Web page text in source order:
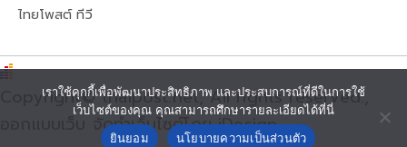
ไทยโพสต์ ทีวี
Copyright© thaipost.net, All rights reserved.,
ออกแบบเว็บ จัดทำเว็บไซต์โดย iDesign
เราใช้คุกกี้เพื่อพัฒนาประสิทธิภาพ และประสบการณ์ที่ดีในการใช้
เว็บไซต์ของคุณ คุณสามารถศึกษารายละเอียดได้ที่นี่
ยินยอม
นโยบายความเป็นส่วนตัว